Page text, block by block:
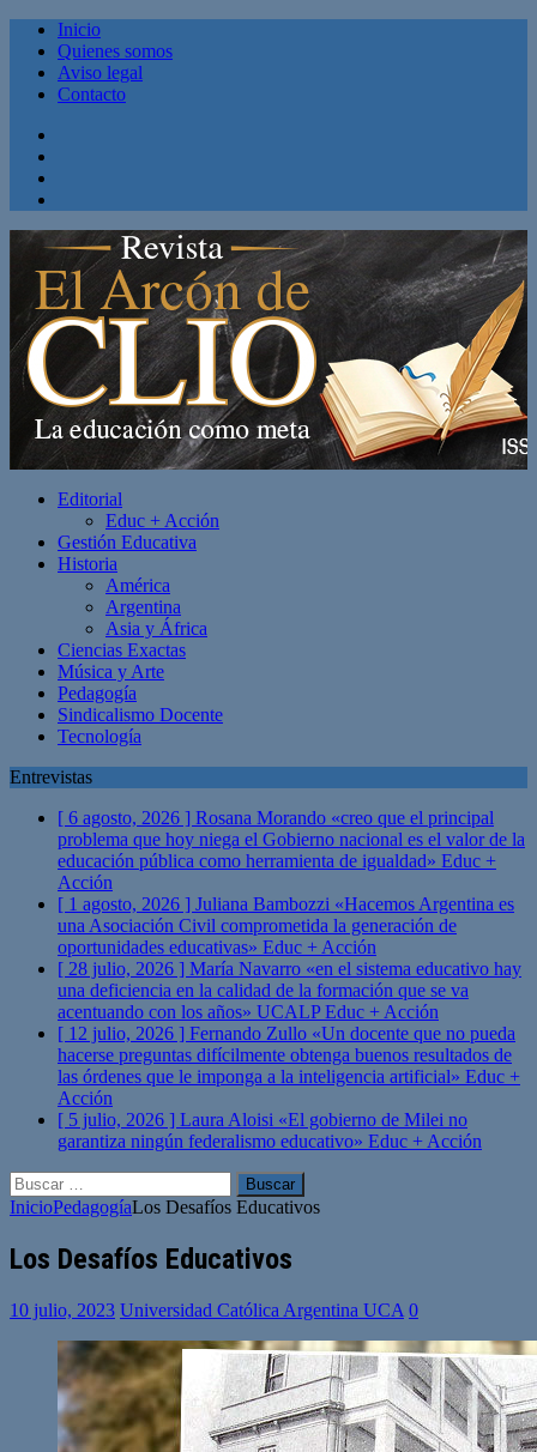
Inicio
Quienes somos
Aviso legal
Contacto
Editorial
Educ + Acción
Gestión Educativa
Historia
América
Argentina
Asia y África
Ciencias Exactas
Música y Arte
Pedagogía
Sindicalismo Docente
Tecnología
Entrevistas
[ 6 agosto, 2026 ] Rosana Morando «creo que el principal
problema que hoy niega el Gobierno nacional es el valor de la
educación pública como herramienta de igualdad» Educ +
Acción
[ 1 agosto, 2026 ] Juliana Bambozzi «Hacemos Argentina es
una Asociación Civil comprometida la generación de
oportunidades educativas» Educ + Acción
[ 28 julio, 2026 ] María Navarro «en el sistema educativo hay
una deficiencia en la calidad de la formación que se va
acentuando con los años» UCALPEduc + Acción
[ 12 julio, 2026 ] Fernando Zullo «Un docente que no pueda
hacerse preguntas difícilmente obtenga buenos resultados de
las órdenes que le imponga a la inteligencia artificial» Educ +
Acción
[ 5 julio, 2026 ] Laura Aloisi «El gobierno de Milei no
garantiza ningún federalismo educativo» Educ + Acción
Buscar:
InicioPedagogíaLos Desafíos Educativos
Los Desafíos Educativos
10 julio, 2023 Universidad Católica Argentina UCA 0